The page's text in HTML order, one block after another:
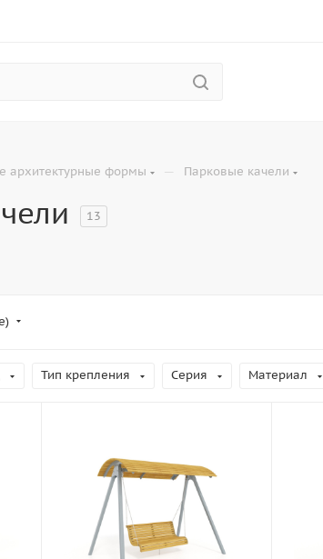
архитектурные формы — Парковые качели
13
Тип крепления Серия Материал